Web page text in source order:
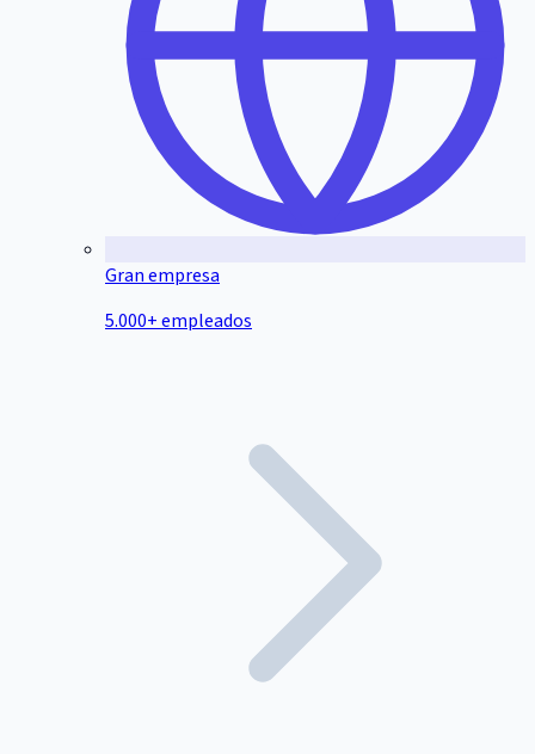
Gran empresa
5.000+ empleados